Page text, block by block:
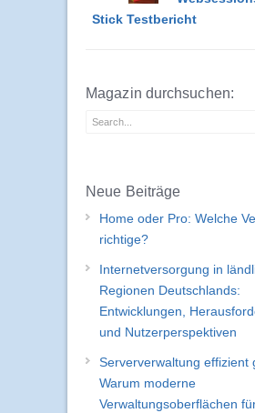
Stick Testbericht
Magazin durchsuchen:
Neue Beiträge
Home oder Pro: Welche
richtige?
Internetversorgung in
Regionen Deutschlands:
Entwicklungen,
und Nutzerperspektiven
Serververwaltung effizient
Warum moderne
Verwaltungsoberflächen